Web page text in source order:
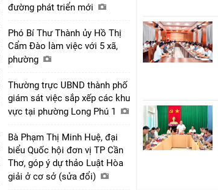
đường phát triển mới
Phó Bí Thư Thành ủy Hồ Thị
Cẩm Đào làm việc với 5 xã,
phường
Thường trực UBND thành phố
giám sát việc sắp xếp các khu
vực tại phường Long Phú 1
Bà Phạm Thị Minh Huệ, đại
biểu Quốc hội đơn vị TP Cần
Thơ, góp ý dự thảo Luật Hòa
giải ở cơ sở (sửa đổi)